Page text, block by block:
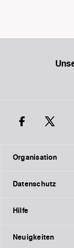
Organisation
Datenschutz
Hilfe
Neuigkeiten